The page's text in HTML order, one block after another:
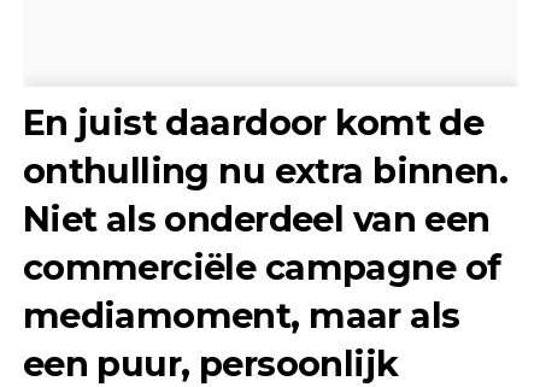
En juist daardoor komt de
onthulling nu extra binnen.
Niet als onderdeel van een
commerciële campagne of
mediamoment, maar als
een puur, persoonlijk